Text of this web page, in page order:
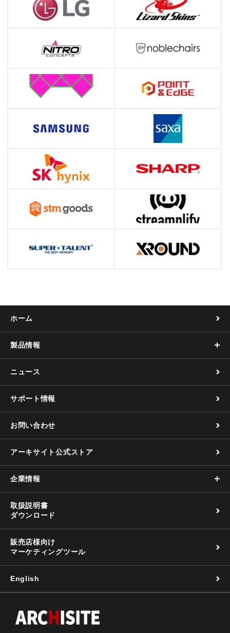
ホーム
製品情報
ニュース
サポート情報
お問い合わせ
アーキサイト公式ストア
企業情報
取扱説明書
ダウンロード
販売店様向け
マーケティングツール
English